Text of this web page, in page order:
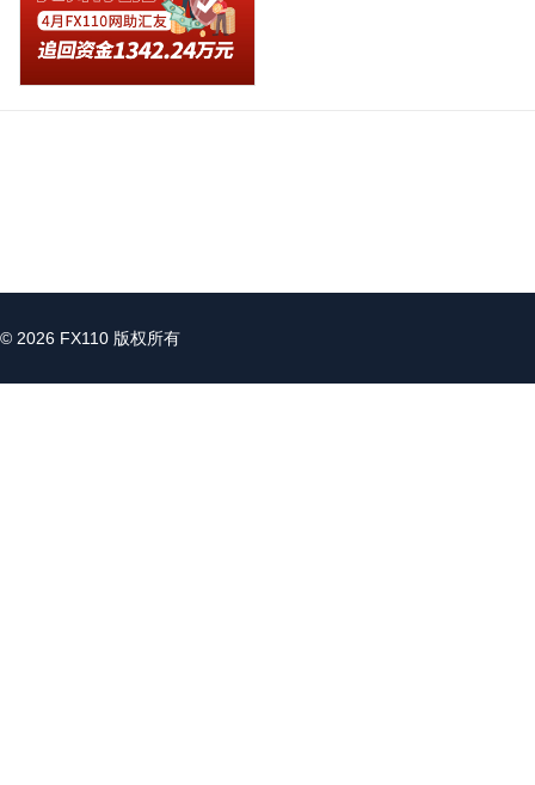
© 2026 FX110 版权所有